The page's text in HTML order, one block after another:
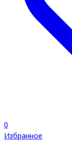
0
Избранное